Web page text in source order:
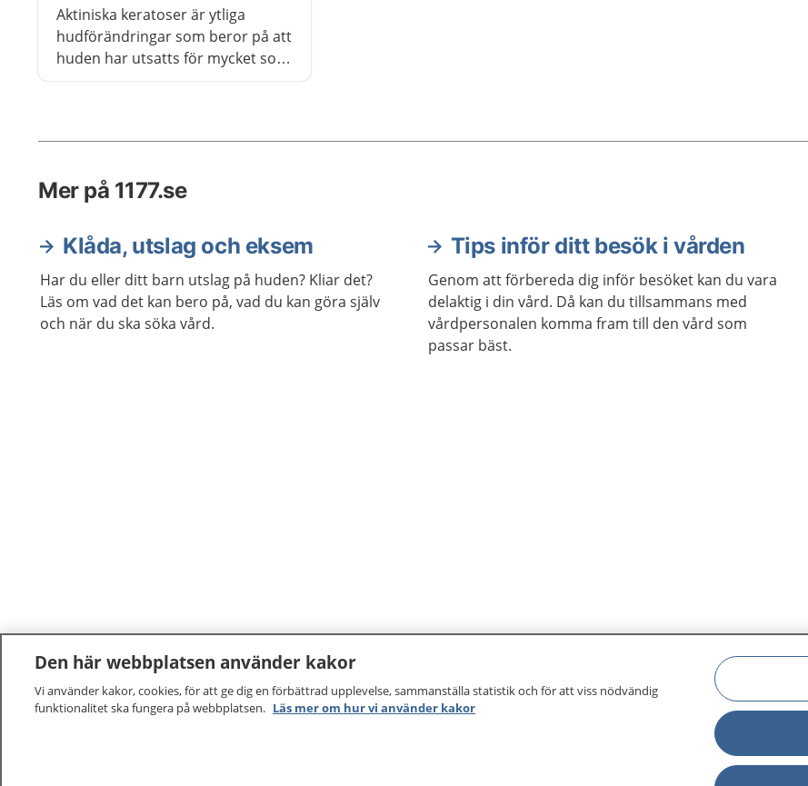
Aktiniska keratoser är ytliga
hudförändringar som beror på att
huden har utsatts för mycket sol
Mer på 1177.se
Klåda, utslag och eksem
Har du eller ditt barn utslag på huden? Kliar det?
Läs om vad det kan bero på, vad du kan göra själv
och när du ska söka vård.
Tips inför ditt besök i vården
Genom att förbereda dig inför besöket kan du vara
delaktig i din vård. Då kan du tillsammans med
vårdpersonalen komma fram till den vård som
passar bäst.
Den här webbplatsen använder kakor
Vi använder kakor, cookies, för att ge dig en förbättrad upplevelse, sammanställa statistik och för att viss nödvändig
funktionalitet ska fungera på webbplatsen. Läs mer om hur vi använder kakor